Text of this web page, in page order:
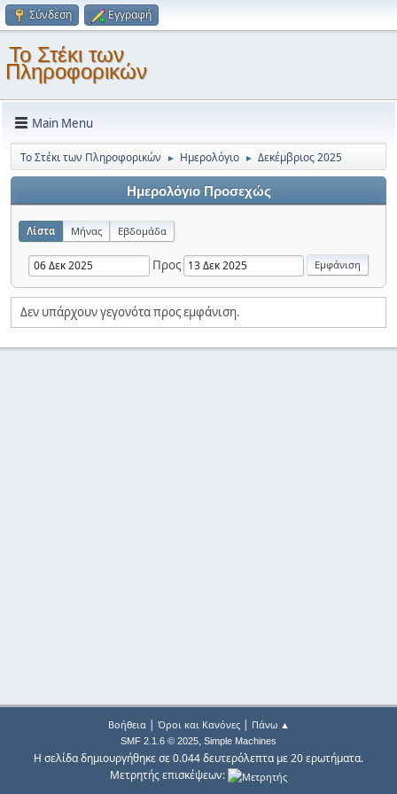
Σύνδεση Εγγραφή
Το Στέκι των
Πληροφορικών
Main Menu
Το Στέκι των Πληροφορικών ► Ημερολόγιο ► Δεκέμβριος 2025
Ημερολόγιο Προσεχώς
Λίστα Μήνας Εβδομάδα
Προς
Δεν υπάρχουν γεγονότα προς εμφάνιση.
Βοήθεια| Όροι και Κανόνες| Πάνω ▲
SMF 2.1.6 © 2025, Simple Machines
Η σελίδα δημιουργήθηκε σε 0.044 δευτερόλεπτα με 20 ερωτήματα.
Μετρητής επισκέψεων: